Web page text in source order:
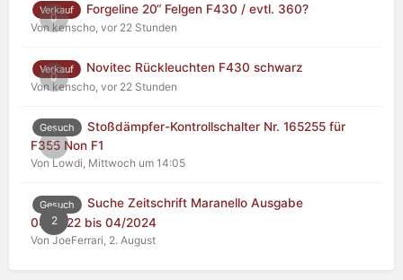
0
Verkauf Forgeline 20“ Felgen F430 / evtl. 360?
Von kenscho, vor 22 Stunden
0
Verkauf Novitec Rückleuchten F430 schwarz
Von kenscho, vor 22 Stunden
0
Gesuch
Stoßdämpfer-Kontrollschalter Nr. 165255 für
F355 Non F1
Von Lowdi, Mittwoch um 14:05
2
Gesuch
Suche Zeitschrift Maranello Ausgabe
04/2022 bis 04/2024
Von JoeFerrari, 2. August